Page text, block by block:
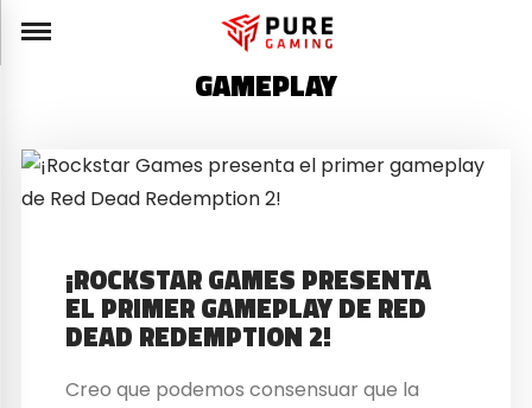
GAMEPLAY
¡ROCKSTAR GAMES PRESENTA
EL PRIMER GAMEPLAY DE RED
DEAD REDEMPTION 2!
Creo que podemos consensuar que la